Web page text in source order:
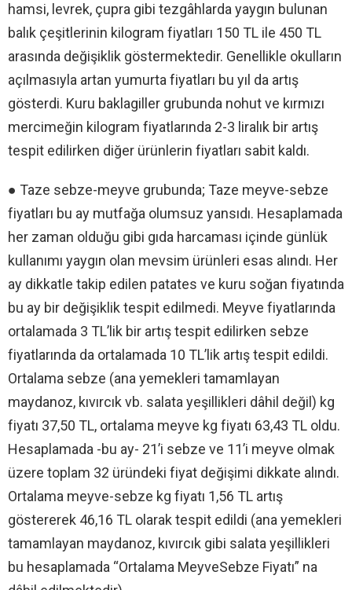
hamsi, levrek, çupra gibi tezgâhlarda yaygın bulunan
balık çeşitlerinin kilogram fiyatları 150 TL ile 450 TL
arasında değişiklik göstermektedir. Genellikle okulların
açılmasıyla artan yumurta fiyatları bu yıl da artış
gösterdi. Kuru baklagiller grubunda nohut ve kırmızı
mercimeğin kilogram fiyatlarında 2-3 liralık bir artış
tespit edilirken diğer ürünlerin fiyatları sabit kaldı.
● Taze sebze-meyve grubunda; Taze meyve-sebze
fiyatları bu ay mutfağa olumsuz yansıdı. Hesaplamada
her zaman olduğu gibi gıda harcaması içinde günlük
kullanımı yaygın olan mevsim ürünleri esas alındı. Her
ay dikkatle takip edilen patates ve kuru soğan fiyatında
bu ay bir değişiklik tespit edilmedi. Meyve fiyatlarında
ortalamada 3 TL’lik bir artış tespit edilirken sebze
fiyatlarında da ortalamada 10 TL’lik artış tespit edildi.
Ortalama sebze (ana yemekleri tamamlayan
maydanoz, kıvırcık vb. salata yeşillikleri dâhil değil) kg
fiyatı 37,50 TL, ortalama meyve kg fiyatı 63,43 TL oldu.
Hesaplamada -bu ay- 21’i sebze ve 11’i meyve olmak
üzere toplam 32 üründeki fiyat değişimi dikkate alındı.
Ortalama meyve-sebze kg fiyatı 1,56 TL artış
göstererek 46,16 TL olarak tespit edildi (ana yemekleri
tamamlayan maydanoz, kıvırcık gibi salata yeşillikleri
bu hesaplamada “Ortalama MeyveSebze Fiyatı” na